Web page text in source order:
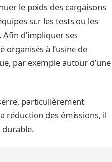
le poids des cargaisons
sur les tests ou les
d’impliquer ses
à l’usine de
par exemple autour d’une
particulièrement
réduction des émissions, il
durable.